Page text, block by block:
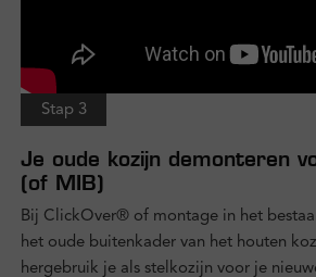
Stap 3
Je oude kozijn demonteren
(of MIB)
Bij ClickOver® of montage in het
het oude buitenkader van het houten
hergebruik je als stelkozijn voor je